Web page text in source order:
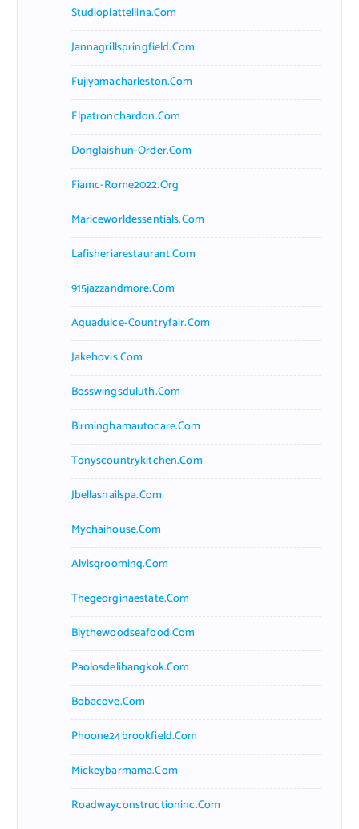
Studiopiattellina.com
Jannagrillspringfield.com
Fujiyamacharleston.com
Elpatronchardon.com
Donglaishun-Order.com
Fiamc-Rome2022.org
Mariceworldessentials.com
Lafisheriarestaurant.com
915jazzandmore.com
Aguadulce-Countryfair.com
Jakehovis.com
Bosswingsduluth.com
Birminghamautocare.com
Tonyscountrykitchen.com
Jbellasnailspa.com
Mychaihouse.com
Alvisgrooming.com
Thegeorginaestate.com
Blythewoodseafood.com
Paolosdelibangkok.com
Bobacove.com
Phoone24brookfield.com
Mickeybarmama.com
Roadwayconstructioninc.com